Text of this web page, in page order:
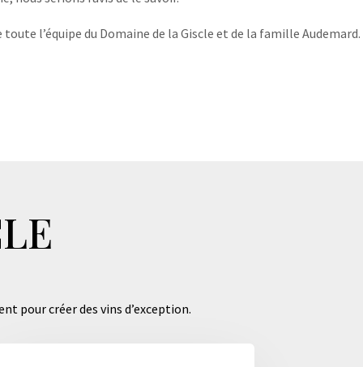
l’équipe du Domaine de la Giscle et de la famille Audemard.
pour créer des vins d’exception.